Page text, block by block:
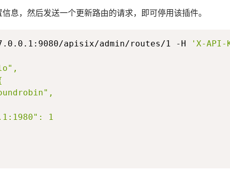
息，然后发送一个更新路由的请求，即可停用该插件。
apisix/admin/routes/1 -H 'X-API-